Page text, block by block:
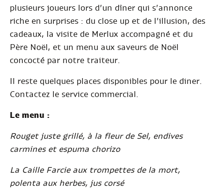
plusieurs joueurs lors d’un dîner qui s’annonce
riche en surprises : du close up et de l’illusion, des
cadeaux, la visite de Merlux accompagné et du
Père Noël, et un menu aux saveurs de Noël
concocté par notre traiteur.
Il reste quelques places disponibles pour le diner.
Contactez le service commercial.
Le menu :
Rouget juste grillé, à la fleur de Sel, endives
carmines et espuma chorizo
La Caille Farcie aux trompettes de la mort,
polenta aux herbes, jus corsé